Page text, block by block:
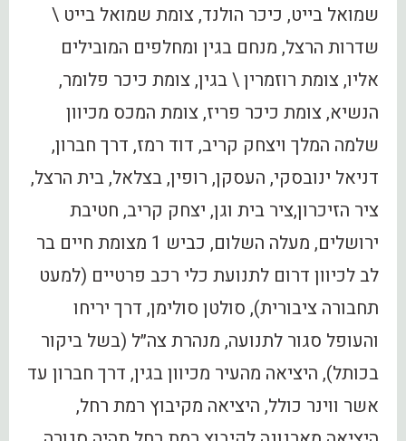
שמואל בייט, כיכר הולנד, צומת שמואל בייט \
שדרות הרצל, מנחם בגין ומחלפים המובילים
אליו, צומת רוזמרין \ בגין, צומת כיכר פלומר,
הנשיא, צומת כיכר פריז, צומת המכס מכיוון
שלמה המלך ויצחק קריב, דוד רמז, דרך חברון,
דניאל ינובסקי, העסקן, רופין, בצלאל, בית הרצל,
ציר הזיכרון,ציר בית וגן, יצחק קריב, חטיבת
ירושלים, מעלה השלום, כביש 1 מצומת חיים בר
לב לכיוון דרום לתנועת כלי רכב פרטיים (למעט
תחבורה ציבורית), סולטן סולימן, דרך יריחו
והעופל סגור לתנועה, מנהרת צה״ל (בשל ביקור
בכותל), היציאה מהעיר מכיוון בגין, דרך חברון עד
אשר ווינר כולל, היציאה מקיבוץ רמת רחל,